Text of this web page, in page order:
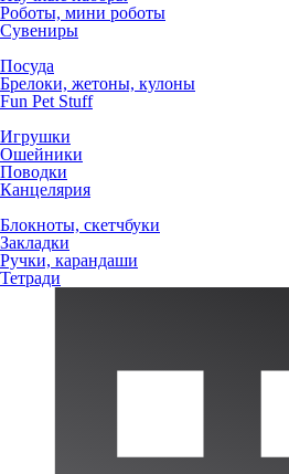
Роботы, мини роботы
Сувениры
Посуда
Брелоки, жетоны, кулоны
Fun Pet Stuff
Игрушки
Ошейники
Поводки
Канцелярия
Блокноты, скетчбуки
Закладки
Ручки, карандаши
Тетради